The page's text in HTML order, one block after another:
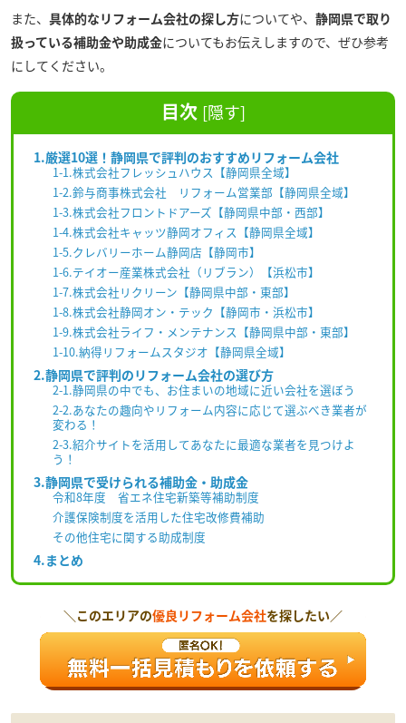
また、 具体的なリフォーム会社の探し方についてや、 静岡県で取り
扱っている補助金や助成金についてもお伝えしますので、ぜひ参考
にしてください。
目次 [隠す]
1.厳選10選！静岡県で評判のおすすめリフォーム会社
1-1.株式会社フレッシュハウス【静岡県全域】
1-2.鈴与商事株式会社 リフォーム営業部【静岡県全域】
1-3.株式会社フロントドアーズ【静岡県中部・西部】
1-4.株式会社キャッツ静岡オフィス【静岡県全域】
1-5.クレバリーホーム静岡店【静岡市】
1-6.テイオー産業株式会社（リブラン）【浜松市】
1-7.株式会社リクリーン【静岡県中部・東部】
1-8.株式会社静岡オン・テック【静岡市・浜松市】
1-9.株式会社ライフ・メンテナンス【静岡県中部・東部】
1-10.納得リフォームスタジオ【静岡県全域】
2.静岡県で評判のリフォーム会社の選び方
2-1.静岡県の中でも、お住まいの地域に近い会社を選ぼう
2-2.あなたの趣向やリフォーム内容に応じて選ぶべき業者が
変わる！
2-3.紹介サイトを活用してあなたに最適な業者を見つけよ
う！
3.静岡県で受けられる補助金・助成金
令和8年度 省エネ住宅新築等補助制度
介護保険制度を活用した住宅改修費補助
その他住宅に関する助成制度
4.まとめ
＼このエリアの優良リフォーム会社を探したい／